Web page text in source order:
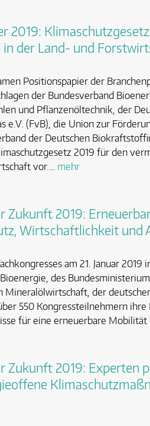
2019:
der Land- und
Positionspapier der
der Bundesverband
und Pflanzenöltechnik, der
e.V. (FvB), die Union zur
der Deutschen
2019 für den
vor.… mehr
Zukunft 2019:
Wirtschaftlichkeit und
am 21. Januar
des
Mineralölwirtschaft, der
550 Kongressteilnehmern
für eine erneuerbare Mobilität
Zukunft 2019: Experten